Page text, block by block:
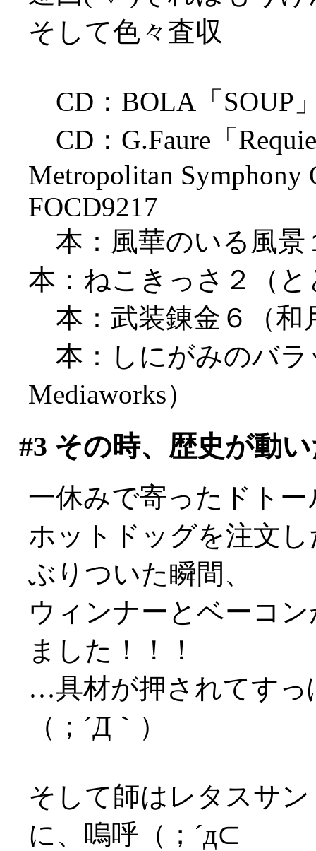
そして色々査収
CD：BOLA「SOUP」
CD：G.Faure「
Metropolitan Symphony
FOCD9217
本：風華のいる風景
本：ねこきっさ２（
本：武装錬金６（和
本：しにがみのバラ
Mediaworks）
#3 その時、歴史が動
一休みで寄ったドト
ホットドッグを注文
ぶりついた瞬間、
ウィンナーとベーコ
ました！！！
…具材が押されてすっ
（；´Д｀）
そして師はレタスサ
に、嗚呼（；´д⊂